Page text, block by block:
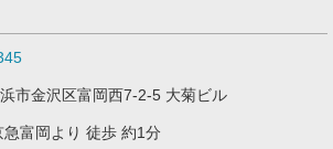
市金沢区富岡西7-2-5 大菊ビル
急富岡より 徒歩 約1分